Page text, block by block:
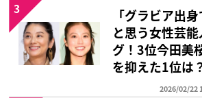
「グラビア出
と思う女性芸
グ！3位今田美
を抑えた1位は
2026/02/22
3